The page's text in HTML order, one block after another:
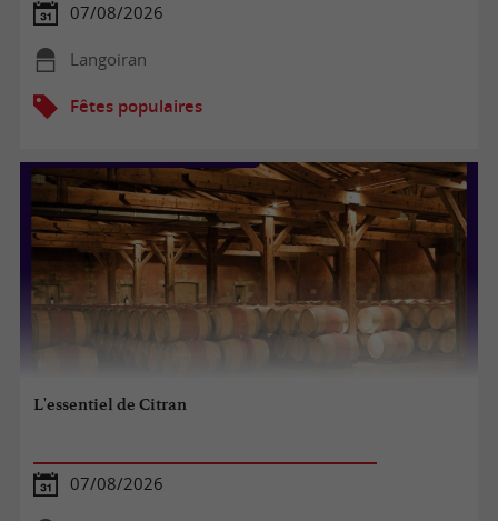
07/08/2026
Langoiran
Fêtes populaires
L'essentiel de Citran
07/08/2026